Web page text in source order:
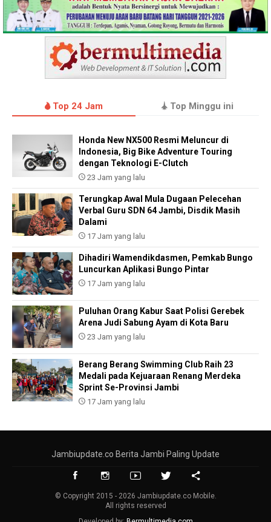
Top 24 Jam Top Minggu ini
Honda New NX500 Resmi Meluncur di
Indonesia, Big Bike Adventure Touring
dengan Teknologi E-Clutch
23 Jam yang lalu
Terungkap Awal Mula Dugaan Pelecehan
Verbal Guru SDN 64 Jambi, Disdik Masih
Dalami
17 Jam yang lalu
Dihadiri Wamendikdasmen, Pemkab Bungo
Luncurkan Aplikasi Bungo Pintar
17 Jam yang lalu
Puluhan Orang Kabur Saat Polisi Gerebek
Arena Judi Sabung Ayam di Kota Baru
23 Jam yang lalu
Berang Berang Swimming Club Raih 23
Medali pada Kejuaraan Renang Merdeka
Sprint Se-Provinsi Jambi
17 Jam yang lalu
Jambiupdate.co Berita Jambi Paling Update
© Copyright 2015 - 2026 Jambiupdate.co Mobile.
All rights reserved